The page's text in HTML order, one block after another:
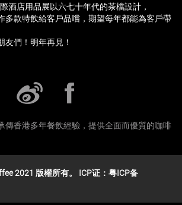
辦公室
聯絡我們
酒店用品展以六七十年代的茶檔設計，
多款特飲給客戶品嚐，期望每年都能為客戶帶
友們！明年再見！
傳香港多年餐飲經驗，提供全面而優質的咖啡
2021 版權所有。 ICP证：粤ICP备